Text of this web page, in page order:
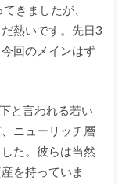
きましたが、
熱いです。先日3
回のメインはず
と言われる若い
ニューリッチ層
た。彼らは当然
を持っていま